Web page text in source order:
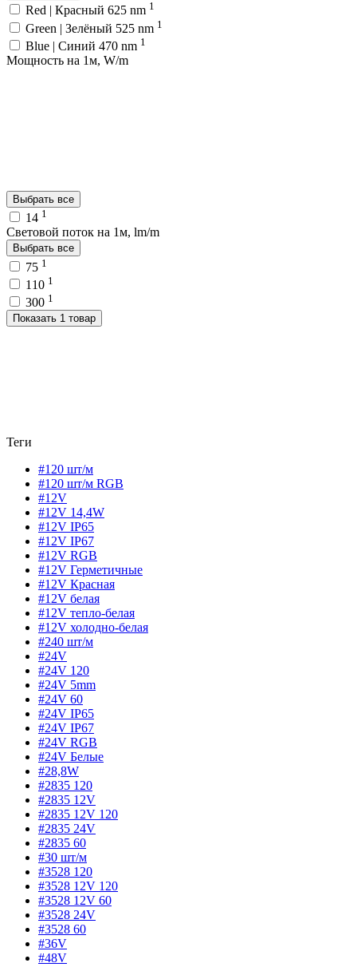
Red | Красный 625 nm 1
Green | Зелёный 525 nm 1
Blue | Синий 470 nm 1
Мощность на 1м, W/m
Выбрать все
14 1
Световой поток на 1м, lm/m
Выбрать все
75 1
110 1
300 1
Показать 1 товар
Теги
#120 шт/м
#120 шт/м RGB
#12V
#12V 14,4W
#12V IP65
#12V IP67
#12V RGB
#12V Герметичные
#12V Красная
#12V белая
#12V тепло-белая
#12V холодно-белая
#240 шт/м
#24V
#24V 120
#24V 5mm
#24V 60
#24V IP65
#24V IP67
#24V RGB
#24V Белые
#28,8W
#2835 120
#2835 12V
#2835 12V 120
#2835 24V
#2835 60
#30 шт/м
#3528 120
#3528 12V 120
#3528 12V 60
#3528 24V
#3528 60
#36V
#48V